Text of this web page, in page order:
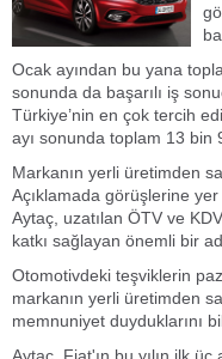
Ocak ayından bu yana
sonunda da başarılı iş
Türkiye’nin en çok tercih
ayı sonunda toplam 13 bin
Markanın yerli üretimden
Açıklamada görüşlerine
Aytaç, uzatılan ÖTV ve
katkı sağlayan önemli bir
Otomotivdeki teşviklerin
markanın yerli üretimden
memnuniyet duyduklarını